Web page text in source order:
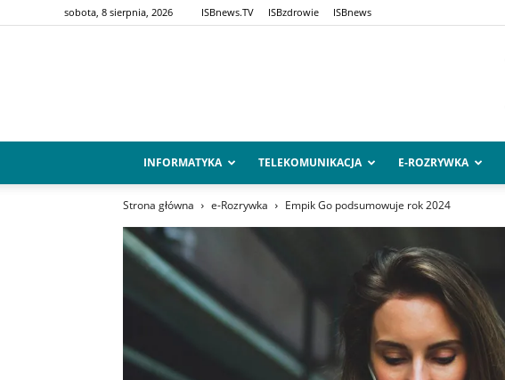
sobota, 8 sierpnia, 2026 ISBnews.TV ISBzdrowie ISBnews
INFORMATYKA TELEKOMUNIKACJA E-ROZRYWKA
Strona główna e-Rozrywka Empik Go podsumowuje rok 2024